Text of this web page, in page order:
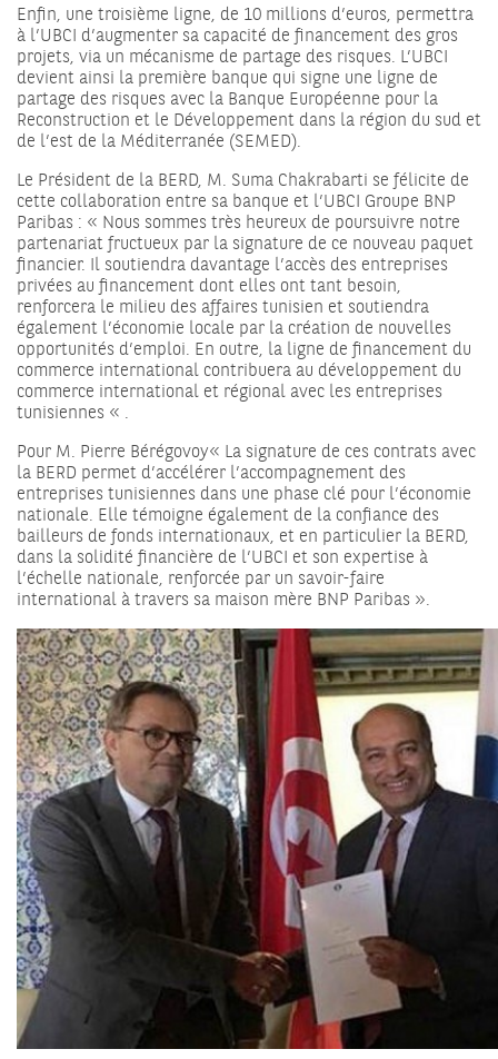
Enfin, une troisième ligne, de 10 millions d’euros, permettra
à l’UBCI d’augmenter sa capacité de financement des gros
projets, via un mécanisme de partage des risques. L’UBCI
devient ainsi la première banque qui signe une ligne de
partage des risques avec la Banque Européenne pour la
Reconstruction et le Développement dans la région du sud et
de l’est de la Méditerranée (SEMED).
Le Président de la BERD, M. Suma Chakrabarti se félicite de
cette collaboration entre sa banque et l’UBCI Groupe BNP
Paribas : « Nous sommes très heureux de poursuivre notre
partenariat fructueux par la signature de ce nouveau paquet
financier. Il soutiendra davantage l’accès des entreprises
privées au financement dont elles ont tant besoin,
renforcera le milieu des affaires tunisien et soutiendra
également l’économie locale par la création de nouvelles
opportunités d’emploi. En outre, la ligne de financement du
commerce international contribuera au développement du
commerce international et régional avec les entreprises
tunisiennes « .
Pour M. Pierre Bérégovoy« La signature de ces contrats avec
la BERD permet d’accélérer l’accompagnement des
entreprises tunisiennes dans une phase clé pour l’économie
nationale. Elle témoigne également de la confiance des
bailleurs de fonds internationaux, et en particulier la BERD,
dans la solidité financière de l’UBCI et son expertise à
l’échelle nationale, renforcée par un savoir-faire
international à travers sa maison mère BNP Paribas ».